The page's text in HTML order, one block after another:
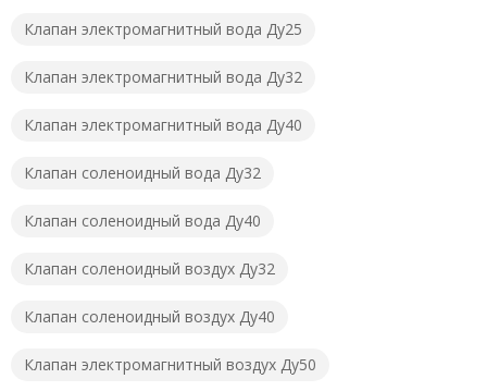
Клапан электромагнитный вода Ду25
Клапан электромагнитный вода Ду32
Клапан электромагнитный вода Ду40
Клапан соленоидный вода Ду32
Клапан соленоидный вода Ду40
Клапан соленоидный воздух Ду32
Клапан соленоидный воздух Ду40
Клапан электромагнитный воздух Ду50